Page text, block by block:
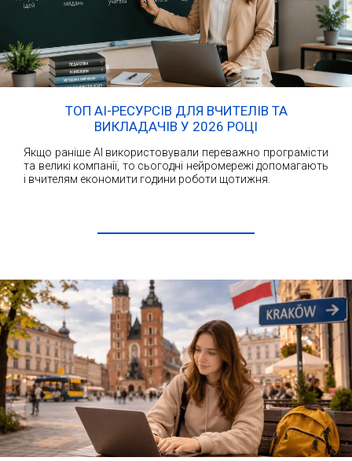
ТОП AI-РЕСУРСІВ ДЛЯ ВЧИТЕЛІВ ТА
ВИКЛАДАЧІВ У 2026 РОЦІ
Якщо раніше AI використовували переважно програмісти
та великі компанії, то сьогодні нейромережі допомагають
і вчителям економити години роботи щотижня.